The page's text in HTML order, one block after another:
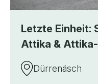
Letzte Einheit:
Attika &
Dürrenäsch